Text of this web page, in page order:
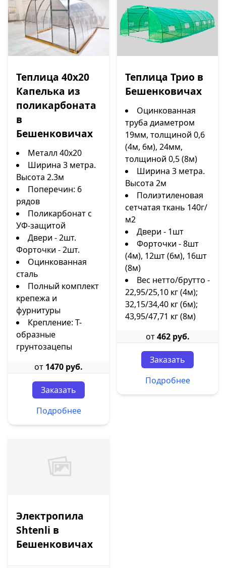
Теплица 40х20
Капелька из
поликарбоната
в
Бешенковичах
Металл 40х20
Ширина 3 метра.
Высота 2.3м
Поперечин: 6
рядов
Поликарбонат с
УФ-защитой
Двери - 2шт.
Форточки - 2шт.
Оцинкованная
сталь
Полный комплект
крепежа и
фурнитуры
Крепление: Т-
образные
грунтозацепы
от 1470 руб.
Заказать
Подробнее
Теплица Трио в
Бешенковичах
Оцинкованная
труба диаметром
19мм, толщиной 0,6
(4м, 6м), 24мм,
толщиной 0,5 (8м)
Ширина 3 метра.
Высота 2м
Полиэтиленовая
сетчатая ткань 140г/
м2
Двери - 1шт
Форточки - 8шт
(4м), 12шт (6м), 16шт
(8м)
Вес нетто/брутто -
22,95/25,10 кг (4м);
32,15/34,40 кг (6м);
43,95/47,71 кг (8м)
от462 руб.
Заказать
Подробнее
Электропила
Shtenli в
Бешенковичах